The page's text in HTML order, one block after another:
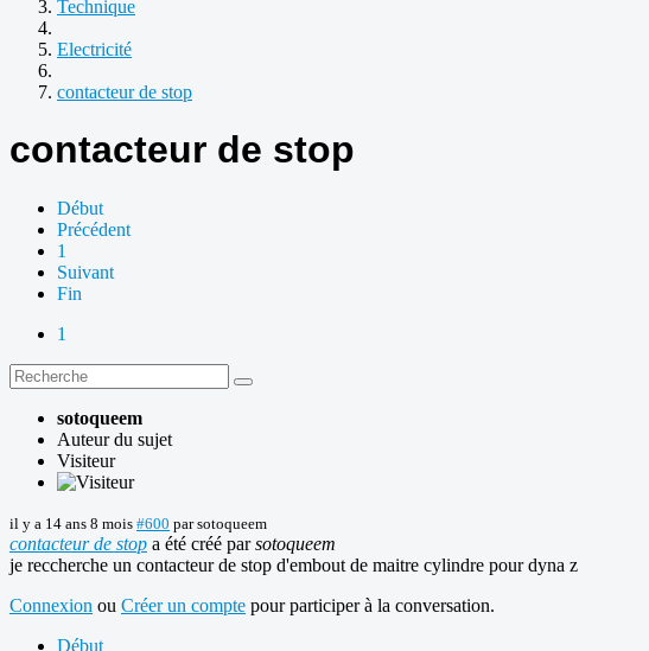
Technique
Electricité
contacteur de stop
contacteur de stop
Début
Précédent
1
Suivant
Fin
1
sotoqueem
Auteur du sujet
Visiteur
il y a 14 ans 8 mois #600 parsotoqueem
contacteur de stop a été créé parsotoqueem
je reccherche un contacteur de stop d'embout de maitre cylindre pour dyna z
Connexion ou Créer un compte pour participer à la conversation.
Début